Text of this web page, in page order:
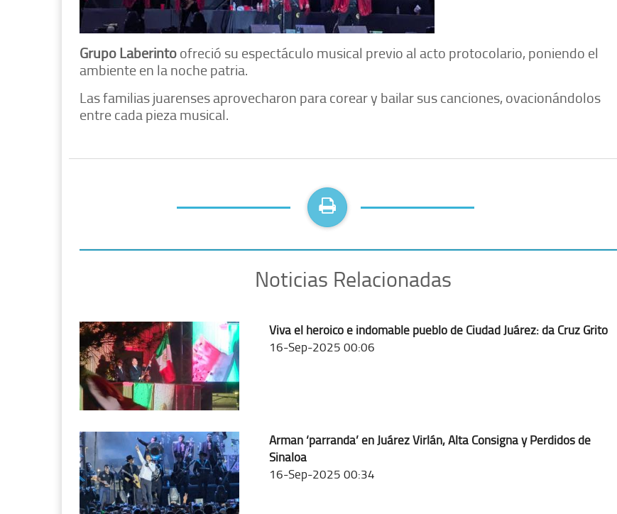
Grupo Laberintoofreció su espectáculo musical previo al acto protocolario, poniendo el
ambiente en la noche patria.
Las familias juarenses aprovecharon para corear y bailar sus canciones, ovacionándolos
entre cada pieza musical.
Noticias Relacionadas
Viva el heroico e indomable pueblo de Ciudad Juárez: da Cruz Grito
16-Sep-2025 00:06
Arman ‘parranda’ en Juárez Virlán, Alta Consigna y Perdidos de
Sinaloa
16-Sep-2025 00:34